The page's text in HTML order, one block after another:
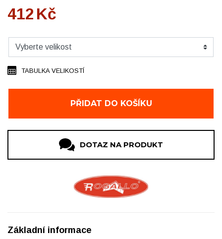
412 Kč
PŘIDAT DO KOŠÍKU
TABULKA VELIKOSTÍ
DOTAZ NA PRODUKT
Základní informace